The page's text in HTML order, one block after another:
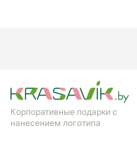
Корпоративные подарки с
нанесением логотипа